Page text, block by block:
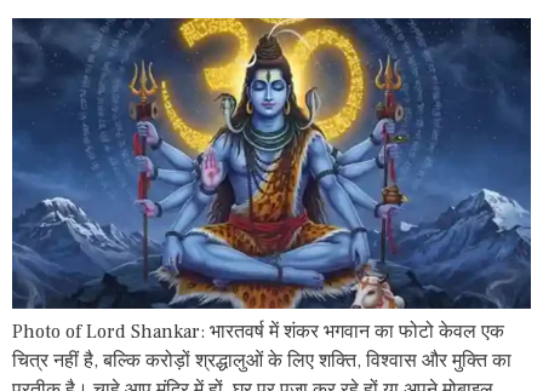
Photo of Lord Shankar: भारतवर्ष में शंकर भगवान का फोटो केवल एक
चित्र नहीं है, बल्कि करोड़ों श्रद्धालुओं के लिए शक्ति, विश्वास और मुक्ति का